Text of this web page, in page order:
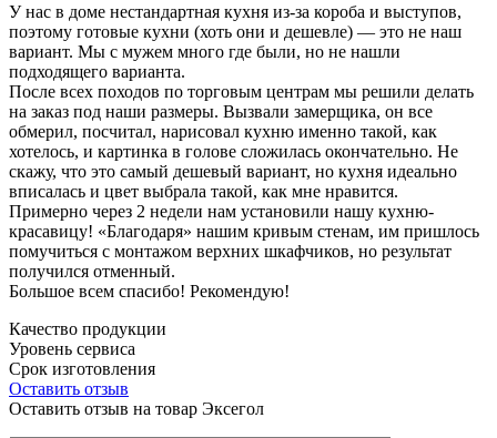
У нас в доме нестандартная кухня из-за короба и выступов,
поэтому готовые кухни (хоть они и дешевле) — это не наш
вариант. Мы с мужем много где были, но не нашли
подходящего варианта.
После всех походов по торговым центрам мы решили делать
на заказ под наши размеры. Вызвали замерщика, он все
обмерил, посчитал, нарисовал кухню именно такой, как
хотелось, и картинка в голове сложилась окончательно. Не
скажу, что это самый дешевый вариант, но кухня идеально
вписалась и цвет выбрала такой, как мне нравится.
Примерно через 2 недели нам установили нашу кухню-
красавицу! «Благодаря» нашим кривым стенам, им пришлось
помучиться с монтажом верхних шкафчиков, но результат
получился отменный.
Большое всем спасибо! Рекомендую!
Качество продукции
Уровень сервиса
Срок изготовления
Оставить отзыв
Оставить отзыв на товар Эксегол